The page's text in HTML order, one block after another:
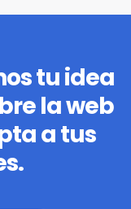
tu idea
la web
a tus